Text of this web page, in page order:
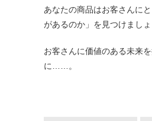
あなたの商品はお客さんに
があるのか」を見つけましょ
お客さんに価値のある未来
に……。